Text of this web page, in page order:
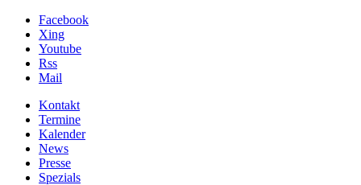
Facebook
Xing
Youtube
Rss
Mail
Kontakt
Termine
Kalender
News
Presse
Spezials